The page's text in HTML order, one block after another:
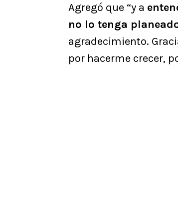
Agregó que “y a
no lo tenga
agradecimiento.
por hacerme crecer,